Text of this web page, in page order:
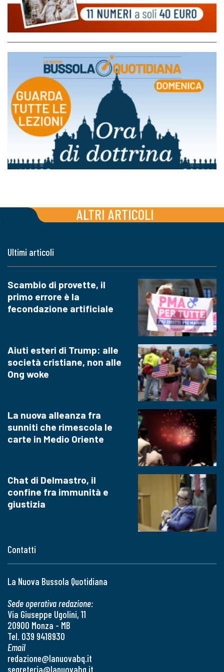
ALTRI ARTICOLI
Contatti
La Nuova Bussola Quotidiana
Sede operativa redazione:
Via Giuseppe Ugolini, 11
20900 Monza - MB
Tel. 039 9418930
Email
redazione@lanuovabq.it
segreteria@lanuovabq.it
Ultimi articoli
Scambio di provette, il
primo errore è la
fecondazione artificiale
Aiuti esteri di Trump: alle
società cristiane, non alle
Ong woke
La nuova alleanza fra
sunniti che rimescola le
carte in Medio Oriente
Chat di Delmastro, il
confine fra immunità e
giustizia